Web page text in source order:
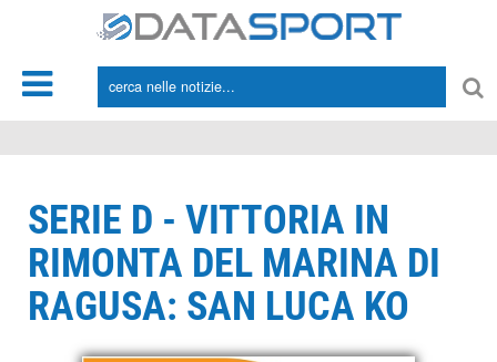
SERIE D - VITTORIA IN
RIMONTA DEL MARINA DI
RAGUSA: SAN LUCA KO